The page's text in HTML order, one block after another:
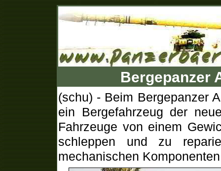
Bergepanzer
(schu) - Beim Bergepanzer
ein Bergefahrzeug der
Fahrzeuge von einem
schleppen und zu
mechanischen